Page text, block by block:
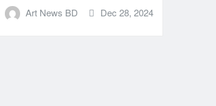
Art News BD Dec 28, 2024